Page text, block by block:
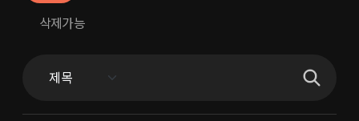
삭제가능